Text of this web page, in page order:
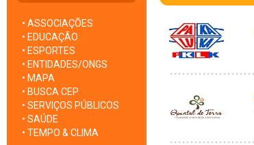
• ASSOCIAÇÕES
• EDUCAÇÃO
• ESPORTES
• ENTIDADES/ONGS
• MAPA
• BUSCA CEP
• SERVIÇOS PÚBLICOS
• SAÚDE
• TEMPO & CLIMA